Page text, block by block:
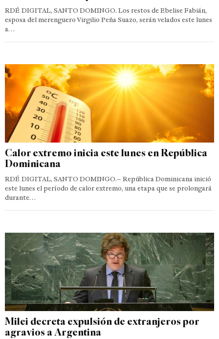
RDÉ DIGITAL, SANTO DOMINGO. Los restos de Ebelise Fabián,
esposa del merenguero Virgilio Peña Suazo, serán velados este lunes
a…
Calor extremo inicia este lunes en República
Dominicana
RDÉ DIGITAL, SANTO DOMINGO.– República Dominicana inició
este lunes el período de calor extremo, una etapa que se prolongará
durante…
Milei decreta expulsión de extranjeros por
agravios a Argentina